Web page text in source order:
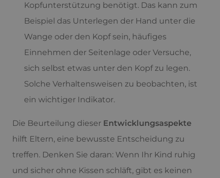
Kopfunterstützung benötigt. Das kann zum
Beispiel das Unterlegen der Hand unter die
Wange oder den Kopf sein, häufiges
Einnehmen der Seitenlage oder Versuche,
sich selbst etwas unter den Kopf zu legen.
Solche Verhaltensweisen zu beobachten, ist
ein wichtiger Indikator.
Die Beurteilung dieser Entwicklungsaspekte
hilft Eltern, eine bewusste Entscheidung zu
treffen. Denken Sie daran: Wenn Ihr Kind ruhig
und sicher ohne Kissen schläft, gibt es keinen